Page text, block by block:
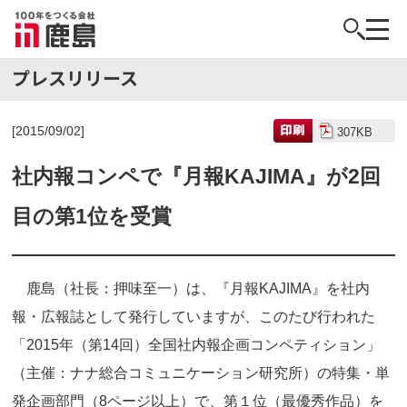
[2015/09/02] 307KB
社内報コンペで『月報KAJIMA』が2回
目の第1位を受賞
鹿島（社長：押味至一）は、『月報KAJIMA』を社内
報・広報誌として発行していますが、このたび行われた
「2015年（第14回）全国社内報企画コンペティション」
（主催：ナナ総合コミュニケーション研究所）の特集・単
発企画部門（8ページ以上）で、第１位（最優秀作品）を